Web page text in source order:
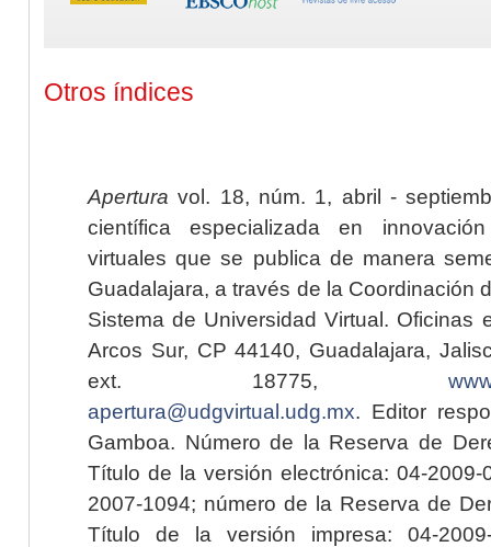
Otros índices
Apertura vol. 18, núm. 1, abril -
científica especializada en
virtuales que se publica de manera
Guadalajara, a través de la Coordinación
Sistema de Universidad Virtual. Oficinas
Arcos Sur, CP 44140, Guadalajara,
ext. 18775,
apertura@udgvirtual.udg.mx. Editor
Gamboa. Número de la Reserva de
Título de la versión electrónica: 04-2009-
2007-1094; número de la Reserva de
Título de la versión impresa: 04-2009-